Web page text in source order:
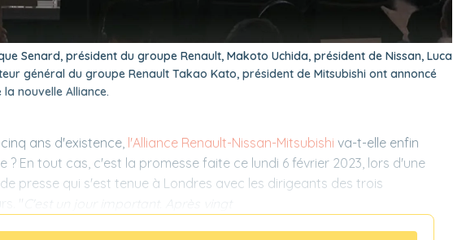
Senard, président du groupe Renault, Makoto Uchida, président de Nissan, Luca
général du groupe Renault Takao Kato, président de Mitsubishi ont annoncé
nouvelle Alliance.
ans d'existence, l'Alliance Renault-Nissan-Mitsubishi va-t-elle enfin
? En tout cas, c'est la promesse faite ce lundi 6 février 2023, lors d'une
presse qui s'est tenue à Londres avec les dirigeants des trois
"